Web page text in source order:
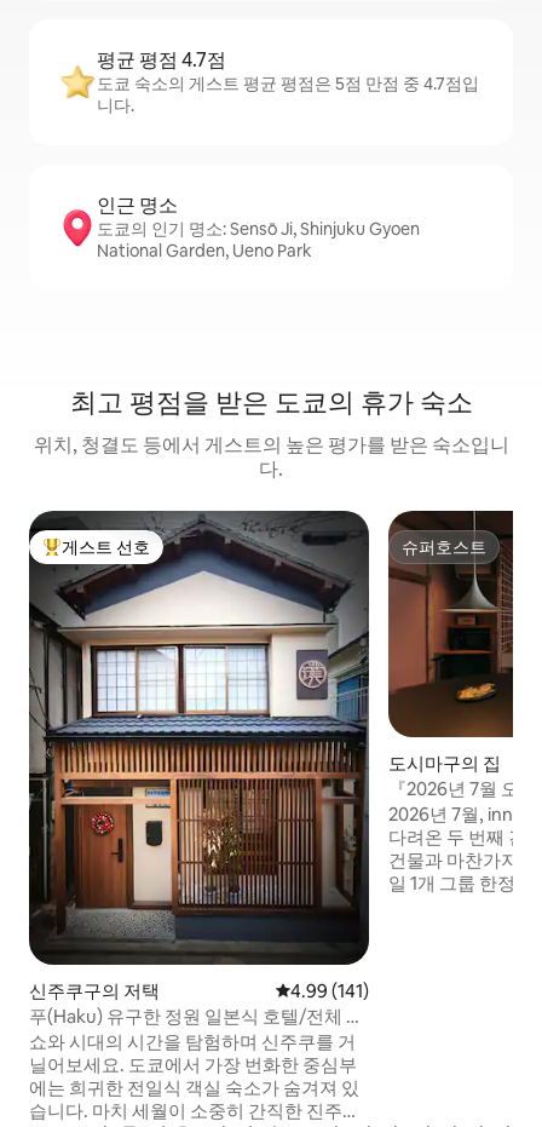
평균 평점 4.7점
도쿄 숙소의 게스트 평균 평점은 5점 만점 중 4.7점입
니다.
인근 명소
도쿄의 인기 명소: Sensō Ji, Shinjuku Gyoen
National Garden, Ueno Park
최고 평점을 받은 도쿄의 휴가 숙소
위치, 청결도 등에서 게스트의 높은 평가를 받은 숙소입니
다.
상위 게스트 선호
게스트 선호
신주쿠구의 저택 평점 4.99점(5점 만점), 후기 141
4.99 (141)
푸(Haku) 유구한 정원 일본식 호텔/전체 숙
소 에어컨 시스템/전체 숙소 바닥 난방/신
주쿠 번화 지역/히가시신주쿠역 4분/최대 7
명
쇼와 시대의 시간을 탐험하며 신주쿠를 거
닐어보세요. 도쿄에서 가장 번화한 중심부
에는 희귀한 전일식 객실 숙소가 숨겨져 있
습니다. 마치 세월이 소중히 간직한 진주가
슈퍼호스트
슈퍼호스트
도시마구의 집
『2026년 7월 오
가시나가사키역 2
대하는 호텔
2026년 7월, innnn
다려온 두 번째 건물이
건물과 마찬가지
일 1개 그룹 한정,